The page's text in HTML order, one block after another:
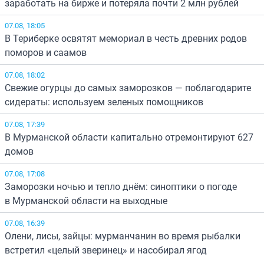
заработать на бирже и потеряла почти 2 млн рублей
07.08, 18:05
В Териберке освятят мемориал в честь древних родов
поморов и саамов
07.08, 18:02
Свежие огурцы до самых заморозков — поблагодарите
сидераты: используем зеленых помощников
07.08, 17:39
В Мурманской области капитально отремонтируют 627
домов
07.08, 17:08
Заморозки ночью и тепло днём: синоптики о погоде
в Мурманской области на выходные
07.08, 16:39
Олени, лисы, зайцы: мурманчанин во время рыбалки
встретил «целый зверинец» и насобирал ягод